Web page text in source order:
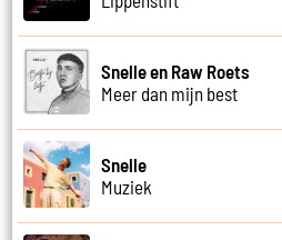
Snelle en Raw Roets
Meer dan mijn best
Snelle
Muziek